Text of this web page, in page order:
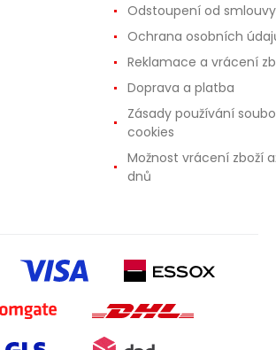
Odstoupení od smlouvy
Ochrana osobních
Reklamace a vrácení
Doprava a platba
Zásady používání
cookies
Možnost vrácení zboží
dnů